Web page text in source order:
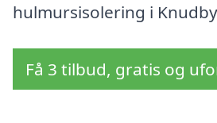
hulmursisolering i
Få 3 tilbud, gratis og